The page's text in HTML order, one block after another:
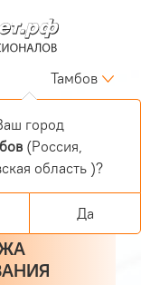
Тамбов
Войти
Регистрация
Корзина
0 позиций
город
(Россия,
область )?
Да